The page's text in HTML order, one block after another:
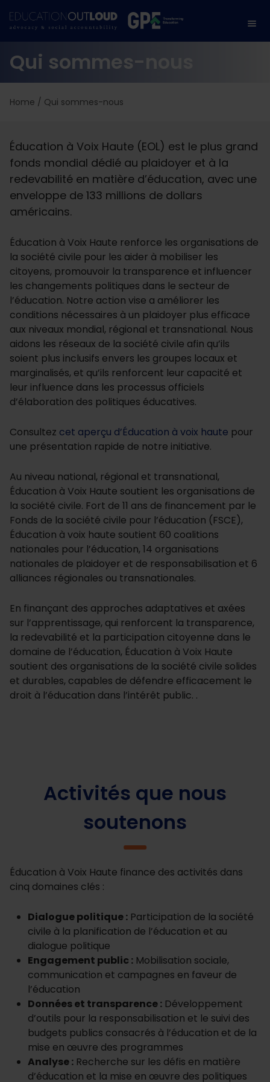
Qui sommes-nous
Home / Qui sommes-nous
Éducation à Voix Haute (EOL) est le plus grand
fonds mondial dédié au plaidoyer et à la
redevabilité en matière d’éducation, avec une
enveloppe de 133 millions de dollars
américains.
Éducation à Voix Haute renforce les organisations de
la société civile pour les aider à mobiliser les
citoyens, promouvoir la transparence et influencer
les changements politiques dans le secteur de
l’éducation. Notre action vise a améliorer les
conditions nécessaires à un plaidoyer plus efficace
aux niveaux mondial, régional et transnational. Nous
aidons les réseaux de la société civile afin qu’ils
soient plus inclusifs envers les groupes locaux et
marginalisés, et qu’ils renforcent leur capacité et
leur influence dans les processus officiels
d’élaboration des politiques éducatives.
Consultez cet aperçu d’Éducation à voix haute pour
une présentation rapide de notre initiative.
Au niveau national, régional et transnational,
Éducation à Voix Haute soutient les organisations de
la société civile. Fort de 11 ans de financement par le
Fonds de la société civile pour l’éducation (FSCE),
Éducation à voix haute soutient 60 coalitions
nationales pour l’éducation, 14 organisations
nationales de plaidoyer et de responsabilisation et 6
alliances régionales ou transnationales.
En finançant des approches adaptatives et axées
sur l’apprentissage, qui renforcent la transparence,
la redevabilité et la participation citoyenne dans le
domaine de l’éducation, Éducation à Voix Haute
soutient des organisations de la société civile solides
et durables, capables de défendre efficacement le
droit à l’éducation dans l’intérêt public. .
Activités que nous
soutenons
Éducation à Voix Haute finance des activités dans
cinq domaines clés :
Dialogue politique : Participation de la société
civile à la planification de l’éducation et au
dialogue politique
Engagement public : Mobilisation sociale,
communication et campagnes en faveur de
l’éducation
Données et transparence : Développement
d’outils pour la responsabilisation et le suivi des
budgets publics consacrés à l’éducation et de la
mise en œuvre des programmes
Analyse : Recherche sur les défis en matière
d’éducation et la mise en œuvre des politiques